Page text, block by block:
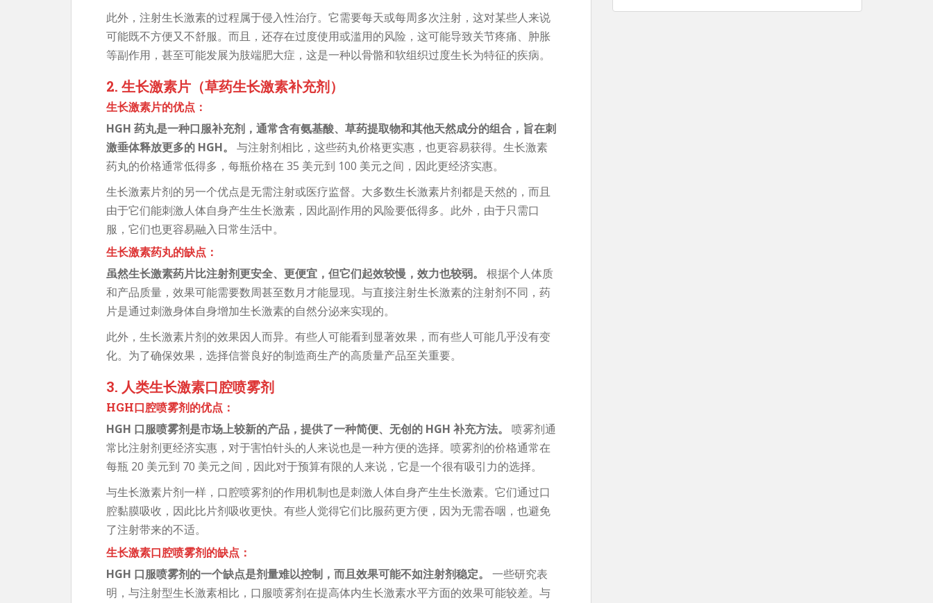
此外，注射生长激素的过程属于侵入性治疗。它需要每天或每周多次注射，这对某些人来说
可能既不方便又不舒服。而且，还存在过度使用或滥用的风险，这可能导致关节疼痛、肿胀
等副作用，甚至可能发展为肢端肥大症，这是一种以骨骼和软组织过度生长为特征的疾病。
2. 生长激素片（草药生长激素补充剂）
生长激素片的优点：
HGH 药丸是一种口服补充剂，通常含有氨基酸、草药提取物和其他天然成分的组合，旨在刺
激垂体释放更多的 HGH。
与注射剂相比，这些药丸价格更实惠，也更容易获得。生长激素
药丸的价格通常低得多，每瓶价格在 35 美元到 100 美元之间，因此更经济实惠。
生长激素片剂的另一个优点是无需注射或医疗监督。大多数生长激素片剂都是天然的，而且
由于它们能刺激人体自身产生生长激素，因此副作用的风险要低得多。此外，由于只需口
服，它们也更容易融入日常生活中。
生长激素药丸的缺点：
虽然生长激素药片比注射剂更安全、更便宜，但它们起效较慢，效力也较弱。
根据个人体质
和产品质量，效果可能需要数周甚至数月才能显现。与直接注射生长激素的注射剂不同，药
片是通过刺激身体自身增加生长激素的自然分泌来实现的。
此外，生长激素片剂的效果因人而异。有些人可能看到显著效果，而有些人可能几乎没有变
化。为了确保效果，选择信誉良好的制造商生产的高质量产品至关重要。
3. 人类生长激素口腔喷雾剂
HGH口腔喷雾剂的优点：
HGH 口服喷雾剂是市场上较新的产品，提供了一种简便、无创的 HGH 补充方法。
喷雾剂通
常比注射剂更经济实惠，对于害怕针头的人来说也是一种方便的选择。喷雾剂的价格通常在
每瓶 20 美元到 70 美元之间，因此对于预算有限的人来说，它是一个很有吸引力的选择。
与生长激素片剂一样，口​​腔喷雾剂的作用机制也是刺激人体自身产生生长激素。它们通过口
腔黏膜吸收，因此比片剂吸收更快。有些人觉得它们比服药更方便，因为无需吞咽，也避免
了注射带来的不适。
生长激素口腔喷雾剂的缺点：
HGH 口服喷雾剂的一个缺点是剂量难以控制，而且效果可能不如注射剂稳定。
一些研究表
明，与注射型生长激素相比，口服喷雾剂在提高体内生长激素水平方面的效果可能较差。与